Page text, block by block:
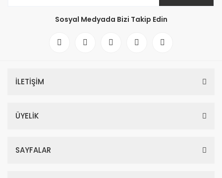
Sosyal Medyada Bizi Takip Edin
İLETİŞİM
ÜYELİK
SAYFALAR